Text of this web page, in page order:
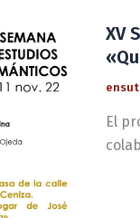
XV
El